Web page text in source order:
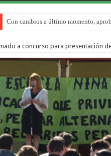
Con cambios a último momento,
Del viernes 7 al domingo 9 de agosto:
a concurso para presentación